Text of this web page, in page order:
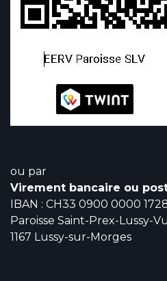
ou par
Virement bancaire ou
IBAN : CH33 0900 0000
Paroisse Saint-Prex-Lussy-
1167 Lussy-sur-Morges